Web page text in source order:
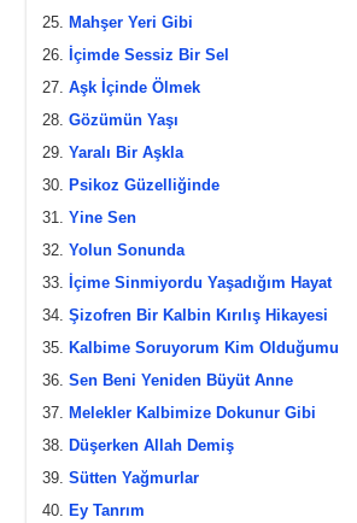
Mahşer Yeri Gibi
İçimde Sessiz Bir Sel
Aşk İçinde Ölmek
Gözümün Yaşı
Yaralı Bir Aşkla
Psikoz Güzelliğinde
Yine Sen
Yolun Sonunda
İçime Sinmiyordu Yaşadığım Hayat
Şizofren Bir Kalbin Kırılış Hikayesi
Kalbime Soruyorum Kim Olduğumu
Sen Beni Yeniden Büyüt Anne
Melekler Kalbimize Dokunur Gibi
Düşerken Allah Demiş
Sütten Yağmurlar
Ey Tanrım